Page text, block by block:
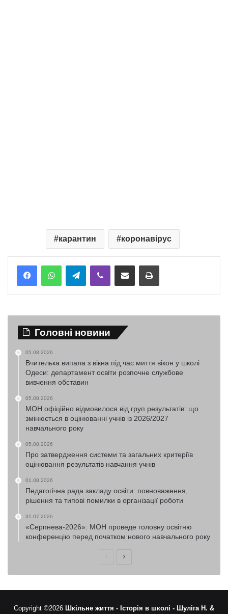
карантин коронавірус
TelegramViber Надіслати електронною поштоюНадрукувати
Головні новини
05.08.2026
Вчителька випала з вікна під час миття вікон у школі
Одеси: департамент освіти розпочне службове
вивчення обставин
05.08.2026
МОН офіційно відмовилося від груп результатів: що
змінюється в оцінюванні учнів із 2026/2027
навчального року
05.08.2026
Про затвердження системи та загальних критеріїв
оцінювання результатів навчання учнів
01.08.2026
Педагогічна рада закладу освіти: повноваження,
рішення та типові помилки в організації роботи
31.07.2026
«Серпнева-2026»: МОН проведе головну освітню
конференцію перед початком нового навчального року
ПопередняНаступна
Copyright ©2026 Шкільне життя - Історія в школі - Шуліга Н. &